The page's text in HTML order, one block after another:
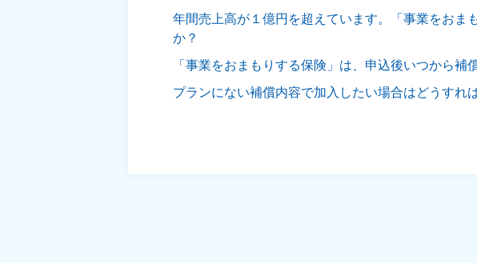
年間売上高が１億円を超えています。「事業をおま
か？
「事業をおまもりする保険」は、申込後いつから補
プランにない補償内容で加入したい場合はどうすれ